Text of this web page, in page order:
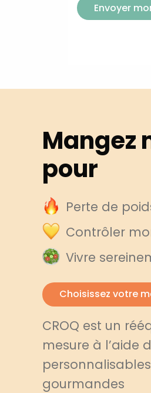
Envoyer
Mangez
pour
Perte de
Contrôler
Vivre
Choisissez votre
CROQ est un
mesure à l’aide
gourmandes